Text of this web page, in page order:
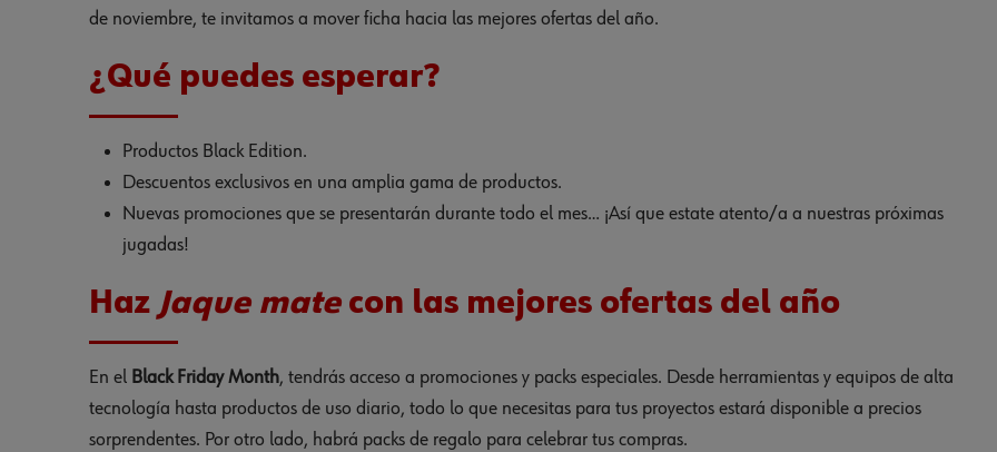
de noviembre, te invitamos a mover ficha hacia las mejores ofertas del año.
¿Qué puedes esperar?
Productos Black Edition.
Descuentos exclusivos en una amplia gama de productos.
Nuevas promociones que se presentarán durante todo el mes… ¡Así que estate atento/a a nuestras próximas
jugadas!
Haz Jaque matecon las mejores ofertas del año
En el Black Friday Month, tendrás acceso a promociones y packs especiales. Desde herramientas y equipos de alta
tecnología hasta productos de uso diario, todo lo que necesitas para tus proyectos estará disponible a precios
sorprendentes. Por otro lado, habrá packs de regalo para celebrar tus compras.